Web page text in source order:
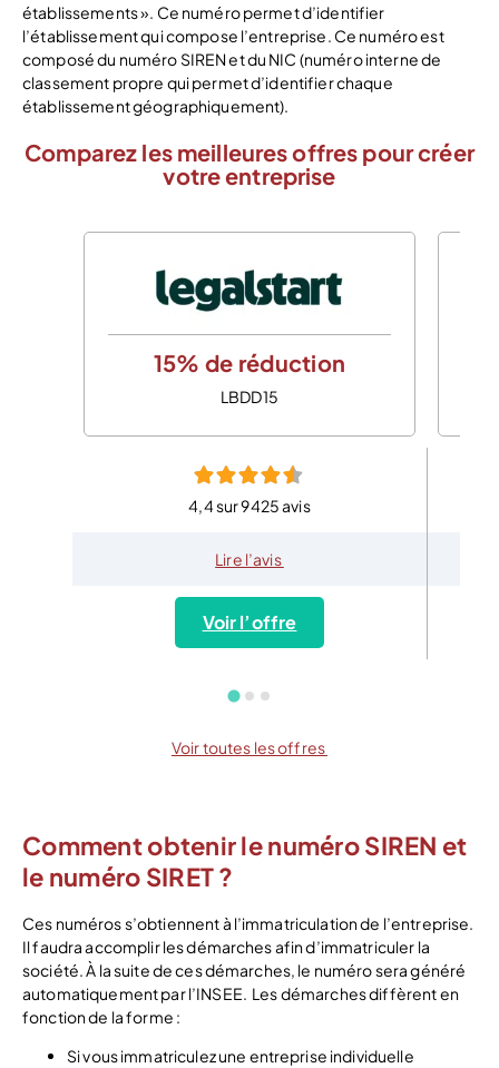
établissements ». Ce numéro permet d’identifier
l’établissement qui compose l’entreprise. Ce numéro est
composé du numéro SIREN et du NIC (numéro interne de
classement propre qui permet d’identifier chaque
établissement géographiquement).
Comparez les meilleures offres pour créer
votre entreprise
15% de réduction
LBDD15
4,4 sur 9425 avis
Lire l’avis
Voir l’offre
Voir toutes les offres
Comment obtenir le numéro SIREN et
le numéro SIRET ?
Ces numéros s’obtiennent à l’immatriculation de l’entreprise.
Il faudra accomplir les démarches afin d’immatriculer la
société. À la suite de ces démarches, le numéro sera généré
automatiquement par l’INSEE. Les démarches diffèrent en
fonction de la forme :
Si vous immatriculez une entreprise individuelle